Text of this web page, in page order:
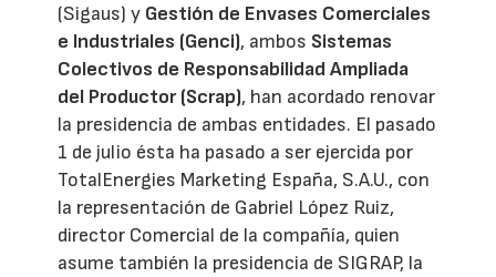
(Sigaus) y Gestión de Envases Comerciales
e Industriales (Genci), ambos Sistemas
Colectivos de Responsabilidad Ampliada
del Productor (Scrap), han acordado renovar
la presidencia de ambas entidades. El pasado
1 de julio ésta ha pasado a ser ejercida por
TotalEnergies Marketing España, S.A.U., con
la representación de Gabriel López Ruiz,
director Comercial de la compañía, quien
asume también la presidencia de SIGRAP, la